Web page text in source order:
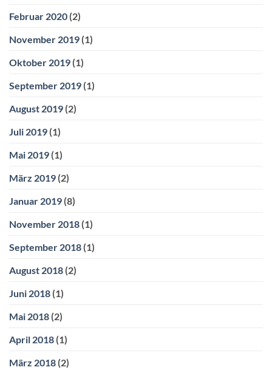
Februar 2020 (2)
November 2019 (1)
Oktober 2019 (1)
September 2019 (1)
August 2019 (2)
Juli 2019 (1)
Mai 2019 (1)
März 2019 (2)
Januar 2019 (8)
November 2018 (1)
September 2018 (1)
August 2018 (2)
Juni 2018 (1)
Mai 2018 (2)
April 2018 (1)
März 2018 (2)